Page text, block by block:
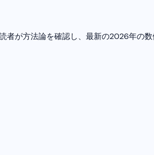
が方法論を確認し、最新の2026年の